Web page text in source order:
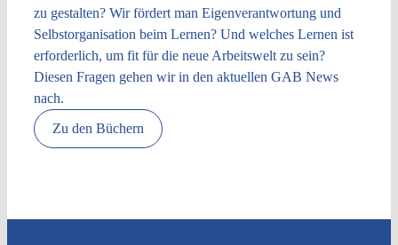
zu gestalten? Wir fördert man Eigenverantwortung und
Selbstorganisation beim Lernen? Und welches Lernen ist
erforderlich, um fit für die neue Arbeitswelt zu sein?
Diesen Fragen gehen wir in den aktuellen GAB News
nach.
Zu den Büchern